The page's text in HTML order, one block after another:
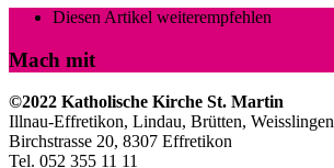
Diesen Artikel weiterempfehlen
Mach mit
©2022 Katholische Kirche St. Martin
Illnau-Effretikon, Lindau, Brütten, Weisslingen
Birchstrasse 20, 8307 Effretikon
Tel. 052 355 11 11